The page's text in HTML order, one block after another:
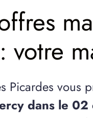
votre
Picardes vous
dans le 02